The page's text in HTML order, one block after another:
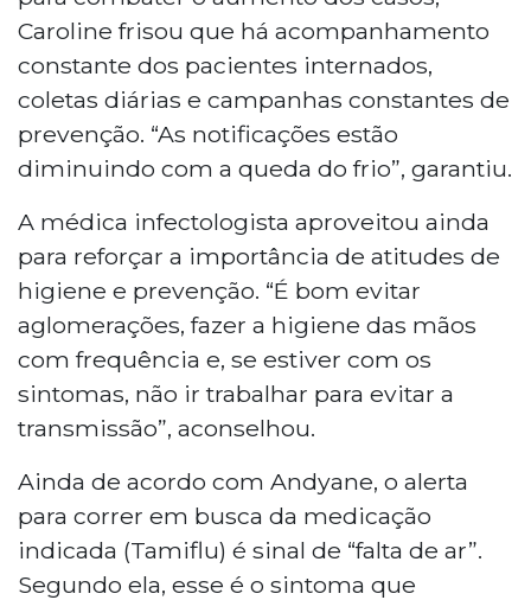
Caroline frisou que há acompanhamento
constante dos pacientes internados,
coletas diárias e campanhas constantes de
prevenção. “As notificações estão
diminuindo com a queda do frio”, garantiu.
A médica infectologista aproveitou ainda
para reforçar a importância de atitudes de
higiene e prevenção. “É bom evitar
aglomerações, fazer a higiene das mãos
com frequência e, se estiver com os
sintomas, não ir trabalhar para evitar a
transmissão”, aconselhou.
Ainda de acordo com Andyane, o alerta
para correr em busca da medicação
indicada (Tamiflu) é sinal de “falta de ar”.
Segundo ela, esse é o sintoma que